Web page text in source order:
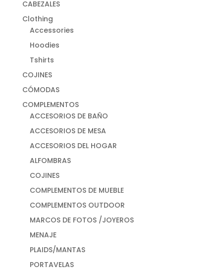
CABEZALES
Clothing
Accessories
Hoodies
Tshirts
COJINES
CÓMODAS
COMPLEMENTOS
ACCESORIOS DE BAÑO
ACCESORIOS DE MESA
ACCESORIOS DEL HOGAR
ALFOMBRAS
COJINES
COMPLEMENTOS DE MUEBLE
COMPLEMENTOS OUTDOOR
MARCOS DE FOTOS /JOYEROS
MENAJE
PLAIDS/MANTAS
PORTAVELAS